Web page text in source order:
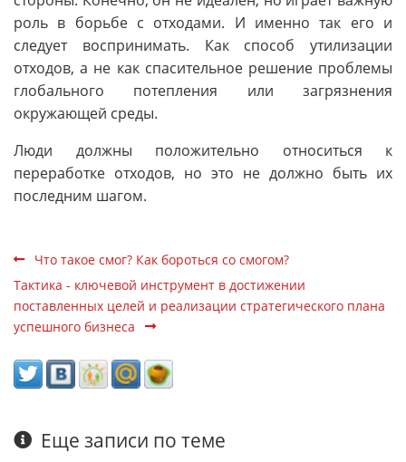
роль в борьбе с отходами. И именно так его и
следует воспринимать. Как способ утилизации
отходов, а не как спасительное решение проблемы
глобального потепления или загрязнения
окружающей среды.
Люди должны положительно относиться к
переработке отходов, но это не должно быть их
последним шагом.
Что такое смог? Как бороться со смогом?
Тактика - ключевой инструмент в достижении
поставленных целей и реализации стратегического плана
успешного бизнеса
Еще записи по теме